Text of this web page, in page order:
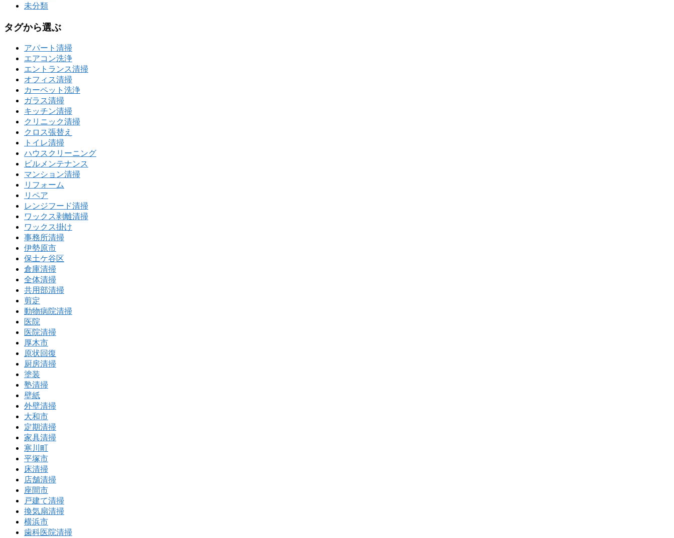
未分類
タグから選ぶ
アパート清掃
エアコン洗浄
エントランス清掃
オフィス清掃
カーペット洗浄
ガラス清掃
キッチン清掃
クリニック清掃
クロス張替え
トイレ清掃
ハウスクリーニング
ビルメンテナンス
マンション清掃
リフォーム
リペア
レンジフード清掃
ワックス剥離清掃
ワックス掛け
事務所清掃
伊勢原市
保土ケ谷区
倉庫清掃
全体清掃
共用部清掃
剪定
動物病院清掃
医院
医院清掃
厚木市
原状回復
厨房清掃
塗装
塾清掃
壁紙
外壁清掃
大和市
定期清掃
家具清掃
寒川町
平塚市
床清掃
店舗清掃
座間市
戸建て清掃
換気扇清掃
横浜市
歯科医院清掃